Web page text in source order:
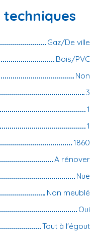
techniques
Gaz/De ville
Bois/PVC
Non
3
1
1
1860
A rénover
Nue
Non meublé
Oui
Tout à l'égout